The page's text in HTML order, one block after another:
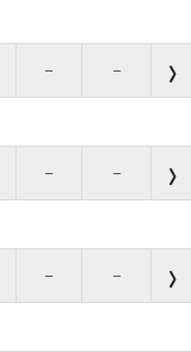
– –
– –
– –